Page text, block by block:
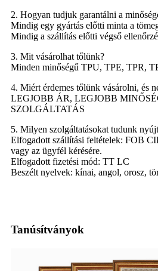
2. Hogyan tudjuk garantálni a
Mindig egy gyártás előtti minta a
Mindig a szállítás előtti végső
3. Mit vásárolhat tőlünk?
Minden minőségű TPU, TPE, TPR,
4. Miért érdemes tőlünk vásárolni, és
LEGJOBB ÁR, LEGJOBB
SZOLGÁLTATÁS
5. Milyen szolgáltatásokat tudunk
Elfogadott szállítási feltételek: FOB
vagy az ügyfél kérésére.
Elfogadott fizetési mód: TT LC
Beszélt nyelvek: kínai, angol, orosz,
Tanúsítványok